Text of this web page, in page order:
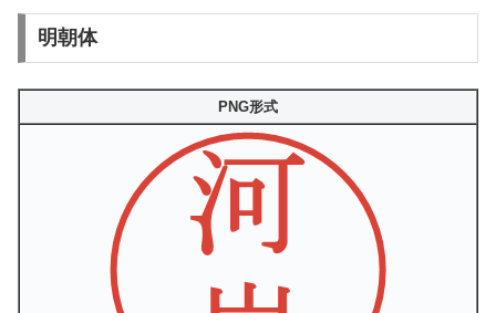
明朝体
PNG形式